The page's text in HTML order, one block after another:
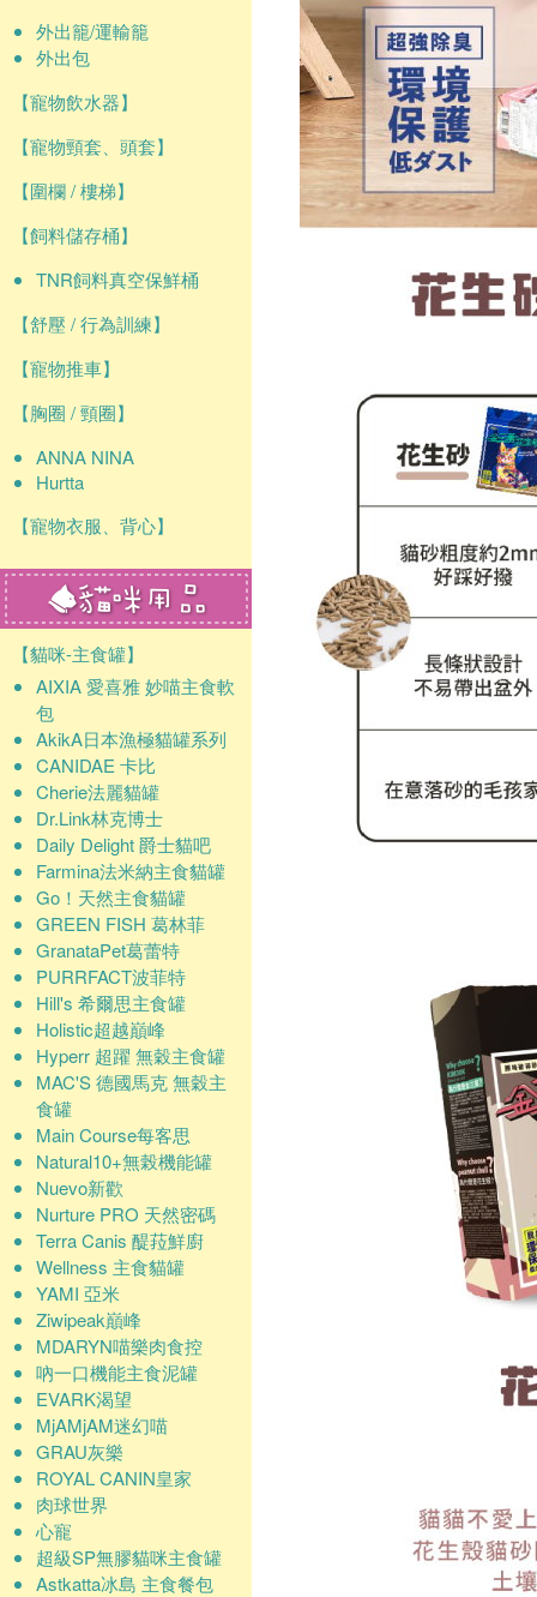
外出籠/運輸籠
外出包
【寵物飲水器】
【寵物頸套、頭套】
【圍欄 / 樓梯】
【飼料儲存桶】
TNR飼料真空保鮮桶
【舒壓 / 行為訓練】
【寵物推車】
【胸圈 / 頸圈】
ANNA NINA
Hurtta
【寵物衣服、背心】
【貓咪-主食罐】
AIXIA 愛喜雅 妙喵主食軟
包
AkikA日本漁極貓罐系列
CANIDAE 卡比
Cherie法麗貓罐
Dr.Link林克博士
Daily Delight 爵士貓吧
Farmina法米納主食貓罐
Go！天然主食貓罐
GREEN FISH 葛林菲
GranataPet葛蕾特
PURRFACT波菲特
Hill's 希爾思主食罐
Holistic超越巔峰
Hyperr 超躍 無穀主食罐
MAC'S 德國馬克 無穀主
食罐
Main Course每客思
Natural10+無榖機能罐
Nuevo新歡
Nurture PRO 天然密碼
Terra Canis 醍菈鮮廚
Wellness 主食貓罐
YAMI 亞米
Ziwipeak巔峰
MDARYN喵樂肉食控
吶一口機能主食泥罐
EVARK渴望
MjAMjAM迷幻喵
GRAU灰樂
ROYAL CANIN皇家
肉球世界
心寵
超級SP無膠貓咪主食罐
Astkatta冰島 主食餐包